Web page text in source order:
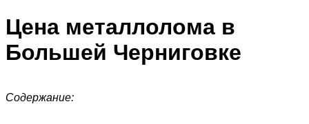
Цена металлолома в
Большей Черниговке
Содержание: